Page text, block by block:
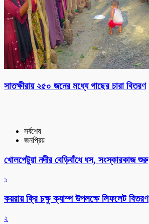
সাতক্ষীরায় ২৫০ জনের মধ্যে গাছের চারা বিতরণ
সর্বশেষ
জনপ্রিয়
খোলপেটুয়া নদীর বেড়িবাঁধে ধস, সংস্কারকাজ শুরু
১
কয়রায় ফ্রি চক্ষু ক্যাম্প উপলক্ষে লিফলেট বিতরণ
২